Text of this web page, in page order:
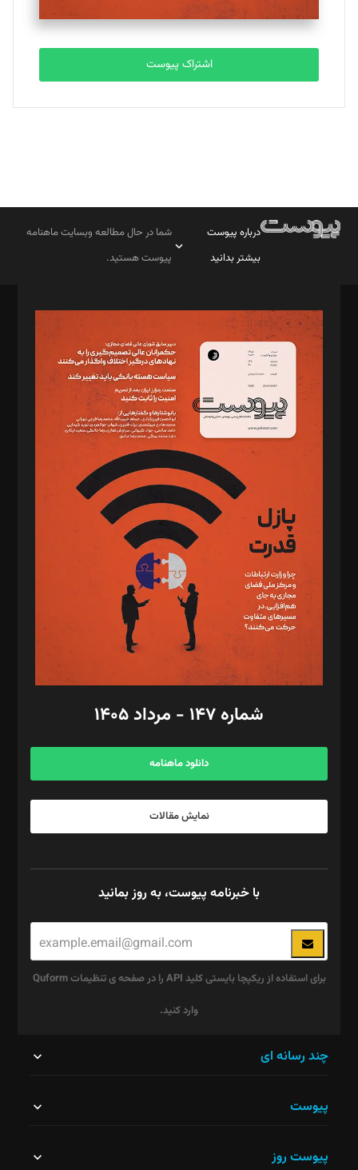
اشتراک پیوست
درباره پیوست
بیشتر بدانید
شما در حال مطالعه وبسایت ماهنامه
پیوست هستید.
مدیر مسئول: محمدباقر اثنی‌عشری
سردبیر: مهرک محمودی
دبیر تحریریه: میثم قاسمی
د‌بیر ناداستان: سمانه سمیع
د‌بیر خدمت و تجارت: ابوالفضل رجبی
د‌بیر حقوق فناوری: حسام‌الدین ایپکچی
د‌بیر پیوست جهان: مینا پاکدل
د‌بیر تحریریه آنلاین: بابک نقاش
تحریریه‌: مجتبی محمود‌ی، آرش برهمند، یسنا امان‌پور، سروش کرمیان،
مصطفی مسجدی آرانی، ابوالفضل رجبی، زهرا فکرانه، فائزه فتحی
رستمی،مصطفی باستان
ویرایش: نگار استاد‌‌آقا
طراح یونیفرم: مجید توکلی
فیلمبرداری و عکاسی: امیر شفیعی، مانی لطفی زاده
گرافیک و صفحه‌آرایی: سید‌سبحان‌علی ثابت
مد‌یر توسعه تجاری: کامبیز برید‌
امور مالی: شاپور رهبری، محمد‌ کاظمی‌نیا
آگهی و مشترکین: ۰۹۱۹۹۹۹۰۴۵۴
شماره ۱۴۷ - مرداد ۱۴۰۵
دانلود ماهنامه
نمایش مقالات
با خبرنامه پیوست، به روز بمانید
برای استفاده از ریکپچا بایستی کلید API را در صفحه ی تنظیمات Quform
وارد کنید.
نباید
چند رسانه ای
پیوست
پیوست روز